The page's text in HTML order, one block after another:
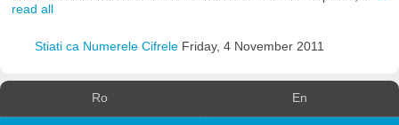
read all
Stiati ca Numerele Cifrele Friday, 4 November 2011
Ro En